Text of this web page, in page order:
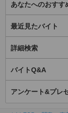
あなたへのおすす
最近見たバイト
詳細検索
バイトQ&A
アンケート&プレ